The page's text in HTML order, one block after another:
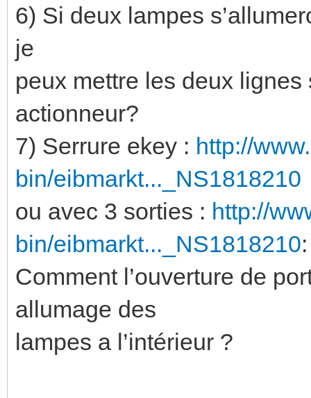
6) Si deux lampes
je
peux mettre les deux lignes
actionneur?
7) Serrure ekey : http://
bin/eibmarkt..._NS1818210
ou avec 3 sorties : http://
bin/eibmarkt..._NS1818210:
Comment l’ouverture de
allumage des
lampes a l’intérieur ?